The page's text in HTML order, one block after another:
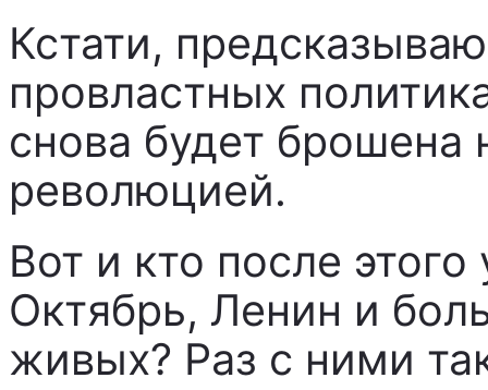
Кстати,
провластных
снова будет
революцией.
Вот и кто после
Октябрь, Ленин и
живых? Раз с ними